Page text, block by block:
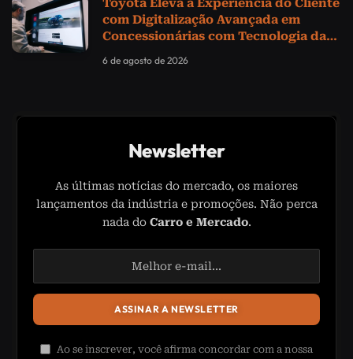
Toyota Eleva a Experiência do Cliente
com Digitalização Avançada em
Concessionárias com Tecnologia da
6 de agosto de 2026
Newsletter
As últimas notícias do mercado, os maiores
lançamentos da indústria e promoções. Não perca
nada do Carro e Mercado.
Ao se inscrever, você afirma concordar com a nossa